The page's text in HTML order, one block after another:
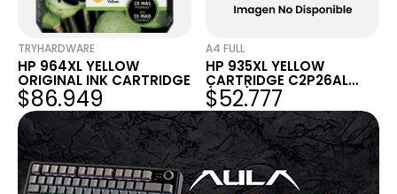
TRYHARDWARE
HP 964XL YELLOW
ORIGINAL INK CARTRIDGE
$86.949
A4 FULL
HP 935XL YELLOW
CARTRIDGE C2P26AL
(4168)
$52.777